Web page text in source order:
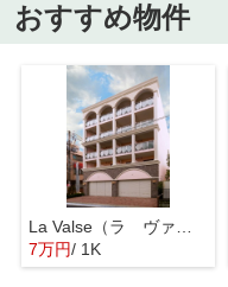
おすすめ物件
7万円/ 1K